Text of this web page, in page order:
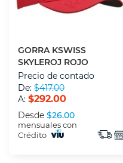
GORRA KSWISS
SKYLEROJ ROJO
Precio de contado
De: $417.00
A: $292.00
Desde $26.00
mensuales con
Crédito